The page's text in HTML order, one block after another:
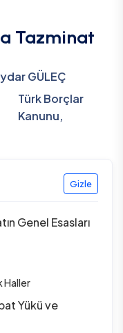
Tazminat
GÜLEÇ
Türk Borçlar
Kanunu,
Gizle
Genel Esasları
Haller
Yükü ve